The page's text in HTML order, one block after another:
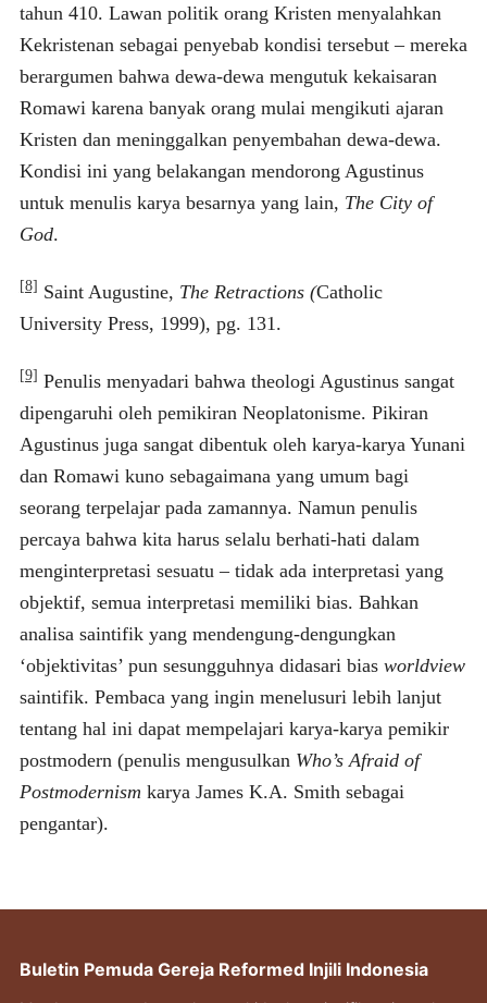
tahun 410. Lawan politik orang Kristen menyalahkan
Kekristenan sebagai penyebab kondisi tersebut – mereka
berargumen bahwa dewa-dewa mengutuk kekaisaran
Romawi karena banyak orang mulai mengikuti ajaran
Kristen dan meninggalkan penyembahan dewa-dewa.
Kondisi ini yang belakangan mendorong Agustinus
untuk menulis karya besarnya yang lain, The City of
God.
[8] Saint Augustine, The Retractions (Catholic
University Press, 1999), pg. 131.
[9] Penulis menyadari bahwa theologi Agustinus sangat
dipengaruhi oleh pemikiran Neoplatonisme. Pikiran
Agustinus juga sangat dibentuk oleh karya-karya Yunani
dan Romawi kuno sebagaimana yang umum bagi
seorang terpelajar pada zamannya. Namun penulis
percaya bahwa kita harus selalu berhati-hati dalam
menginterpretasi sesuatu – tidak ada interpretasi yang
objektif, semua interpretasi memiliki bias. Bahkan
analisa saintifik yang mendengung-dengungkan
‘objektivitas’ pun sesungguhnya didasari bias worldview
saintifik. Pembaca yang ingin menelusuri lebih lanjut
tentang hal ini dapat mempelajari karya-karya pemikir
postmodern (penulis mengusulkan Who’s Afraid of
Postmodernism karya James K.A. Smith sebagai
pengantar).
Buletin Pemuda Gereja Reformed Injili Indonesia